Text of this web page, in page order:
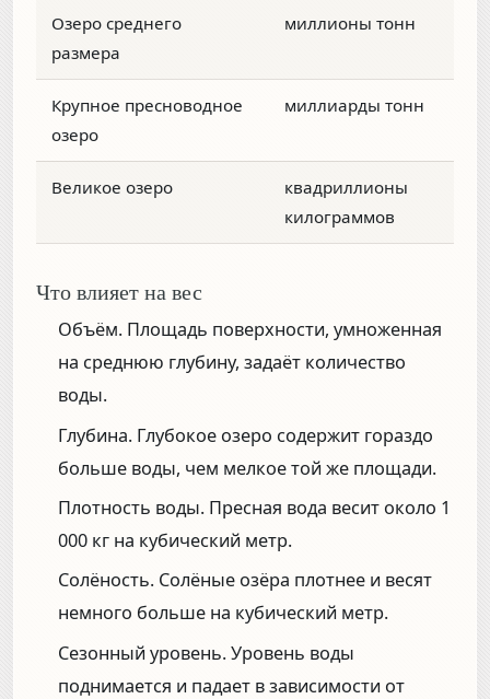
Озеро среднего
размера
миллионы тонн
Крупное пресноводное
озеро
миллиарды тонн
Великое озеро
квадриллионы
килограммов
Что влияет на вес
Объём. Площадь поверхности, умноженная
на среднюю глубину, задаёт количество
воды.
Глубина. Глубокое озеро содержит гораздо
больше воды, чем мелкое той же площади.
Плотность воды. Пресная вода весит около 1
000 кг на кубический метр.
Солёность. Солёные озёра плотнее и весят
немного больше на кубический метр.
Сезонный уровень.Уровень воды
поднимается и падает в зависимости от